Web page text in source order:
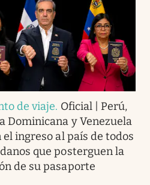
de viaje. Oficial | Perú,
Dominicana y Venezuela
ingreso al país de todos
que posterguen la
de su pasaporte